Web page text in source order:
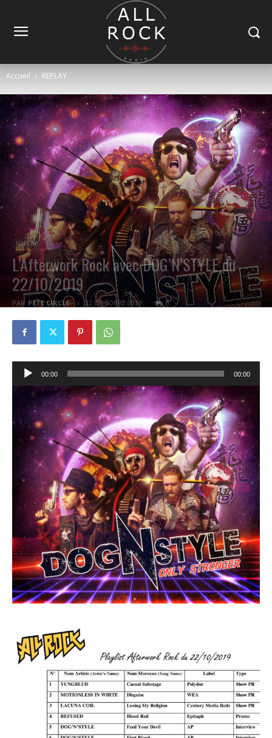
Accueil REPLAY
REPLAY
L’Afterwork Rock avec DOG’N’STYLE du
22/10/2019
PAR PETE CIRCLE 22 OCTOBRE 2019 0
Lecteur
audio
00:00 00:00